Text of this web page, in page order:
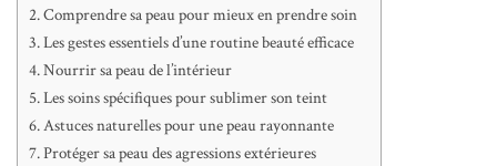
Comprendre sa peau pour mieux en prendre soin
Les gestes essentiels d’une routine beauté efficace
Nourrir sa peau de l’intérieur
Les soins spécifiques pour sublimer son teint
Astuces naturelles pour une peau rayonnante
Protéger sa peau des agressions extérieures